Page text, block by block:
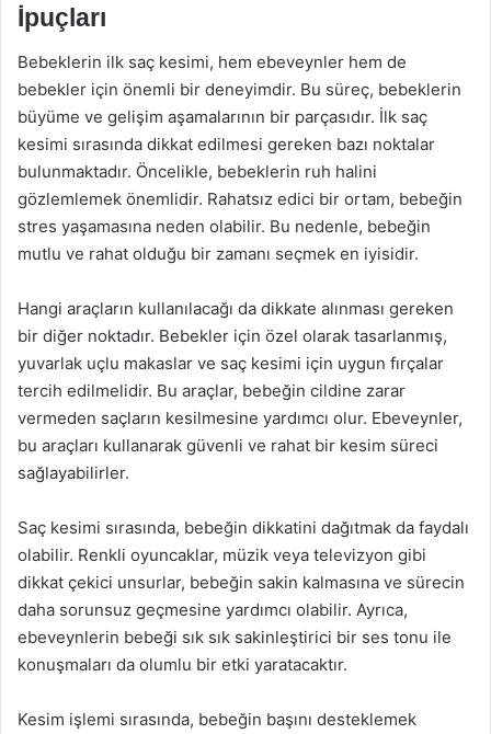
İpuçları
Bebeklerin ilk saç kesimi, hem ebeveynler hem de
bebekler için önemli bir deneyimdir. Bu süreç, bebeklerin
büyüme ve gelişim aşamalarının bir parçasıdır. İlk saç
kesimi sırasında dikkat edilmesi gereken bazı noktalar
bulunmaktadır. Öncelikle, bebeklerin ruh halini
gözlemlemek önemlidir. Rahatsız edici bir ortam, bebeğin
stres yaşamasına neden olabilir. Bu nedenle, bebeğin
mutlu ve rahat olduğu bir zamanı seçmek en iyisidir.
Hangi araçların kullanılacağı da dikkate alınması gereken
bir diğer noktadır. Bebekler için özel olarak tasarlanmış,
yuvarlak uçlu makaslar ve saç kesimi için uygun fırçalar
tercih edilmelidir. Bu araçlar, bebeğin cildine zarar
vermeden saçların kesilmesine yardımcı olur. Ebeveynler,
bu araçları kullanarak güvenli ve rahat bir kesim süreci
sağlayabilirler.
Saç kesimi sırasında, bebeğin dikkatini dağıtmak da faydalı
olabilir. Renkli oyuncaklar, müzik veya televizyon gibi
dikkat çekici unsurlar, bebeğin sakin kalmasına ve sürecin
daha sorunsuz geçmesine yardımcı olabilir. Ayrıca,
ebeveynlerin bebeği sık sık sakinleştirici bir ses tonu ile
konuşmaları da olumlu bir etki yaratacaktır.
Kesim işlemi sırasında, bebeğin başını desteklemek